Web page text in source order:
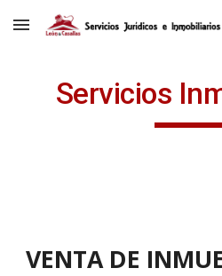
Skip to main content
Servicios
VENTA DE